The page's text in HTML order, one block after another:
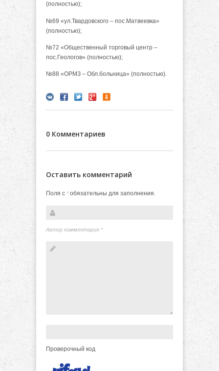
(полностью);
№69 «ул.Твардовского – пос.Матвеевка»
(полностью);
№72 «Общественный торговый центр –
пос.Геологов» (полностью);
№88 «ОРМЗ – Обл.больница» (полностью).
0 Комментариев
Оставить комментарий
Поля с *обязательны для заполнения.
Автор комментария *
Проверочный код